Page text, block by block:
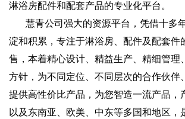
淋浴房配件和配套产品的专业化平台。
慧青公司强大的资源平台，凭借十多
淀和积累，专注于淋浴房、配件及配套件
售，本着精心设计、精益生产、精细管理
方针，为不同定位、不同层次的合作伙伴
提供高性价比产品，为您智造一流产品，
以及东南亚、欧美、中东等多国和地区，